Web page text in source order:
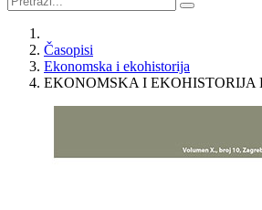
Časopisi
Ekonomska i ekohistorija
EKONOMSKA I EKOHISTORIJA